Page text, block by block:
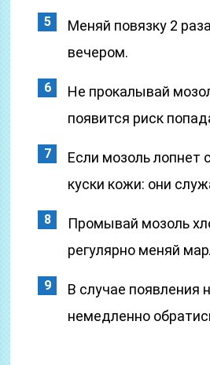
Меняй повязку 2
вечером.
Не прокалывай
появится риск
Если мозоль лопнет
куски кожи: они
Промывай мозоль
регулярно меняй
В случае появления
немедленно